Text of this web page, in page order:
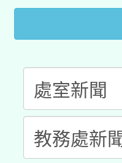
接種對
接種之
月28日